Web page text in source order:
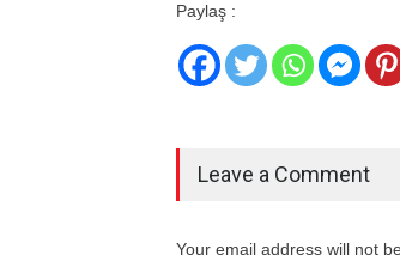
Paylaş :
Leave a Comment
Your email address will not